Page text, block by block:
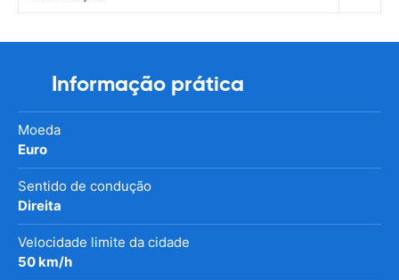
Informação prática
Moeda
Euro
Sentido de condução
Direita
Velocidade limite da cidade
50 km/h